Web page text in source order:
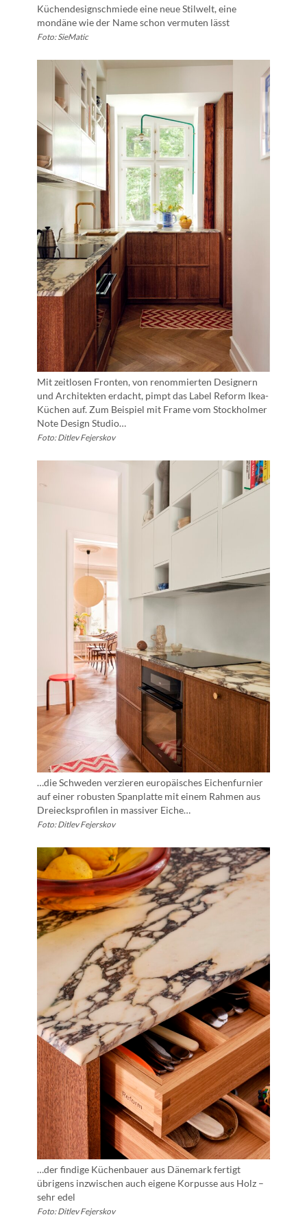
Küchendesignschmiede eine neue Stilwelt, eine
mondäne wie der Name schon vermuten lässt
Foto: SieMatic
Mit zeitlosen Fronten, von renommierten Designern
und Architekten erdacht, pimpt das Label Reform Ikea-
Küchen auf. Zum Beispiel mit Frame vom Stockholmer
Note Design Studio…
Foto: Ditlev Fejerskov
…die Schweden verzieren europäisches Eichenfurnier
auf einer robusten Spanplatte mit einem Rahmen aus
Dreiecksprofilen in massiver Eiche…
Foto: Ditlev Fejerskov
…der findige Küchenbauer aus Dänemark fertigt
übrigens inzwischen auch eigene Korpusse aus Holz –
sehr edel
Foto: Ditlev Fejerskov